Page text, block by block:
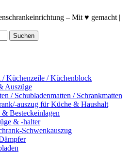
– Mit ♥ gemacht |
Suchen
/ Küchenzeile / Küchenblock
Auszüge
/ Schubladenmatten / Schrankmatten
auszug für Küche & Haushalt
& Besteckeinlagen
& -halter
Schwenkauszug